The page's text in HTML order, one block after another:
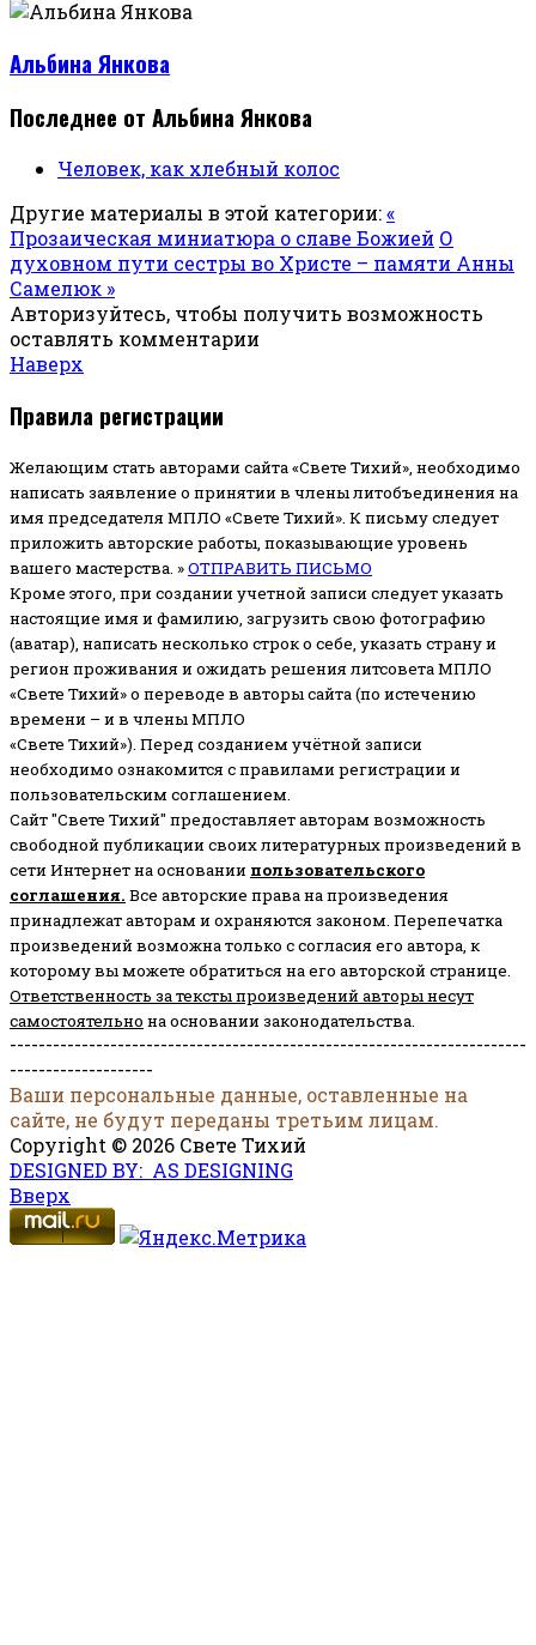
Альбина Янкова
Последнее от Альбина Янкова
Человек, как хлебный колос
Другие материалы в этой категории:«
Прозаическая миниатюра о славе Божией О
духовном пути сестры во Христе – памяти Анны
Самелюк »
Авторизуйтесь, чтобы получить возможность
оставлять комментарии
Наверх
Правила регистрации
Желающим стать авторами сайта «Свете Тихий», необходимо
написать заявление о принятии в члены литобъединения на
имя председателя МПЛО «Свете Тихий». К письму следует
приложить авторские работы, показывающие уровень
вашего мастерства. »ОТПРАВИТЬ ПИСЬМО
Кроме этого, при создании учетной записи следует указать
настоящие имя и фамилию, загрузить свою фотографию
(аватар), написать несколько строк о себе, указать страну и
регион проживания и ожидать решения литсовета МПЛО
«Свете Тихий» о переводе в авторы сайта (по истечению
времени – и в члены МПЛО
«Свете Тихий»). Перед созданием учётной записи
необходимо ознакомится с правилами регистрации и
пользовательским соглашением.
Сайт "Свете Тихий" предоставляет авторам возможность
свободной публикации своих литературных произведений в
сети Интернет на основании пользовательского
соглашения. Все авторские права на произведения
принадлежат авторам и охраняются законом. Перепечатка
произведений возможна только с согласия его автора, к
которому вы можете обратиться на его авторской странице.
Ответственность за тексты произведений авторы несут
самостоятельно на основании законодательства.
------------------------------------------------------------------------
--------------------
Ваши персональные данные, оставленные на
сайте, не будут переданы третьим лицам.
Copyright © 2026 Свете Тихий
DESIGNED BY: AS DESIGNING
Вверх